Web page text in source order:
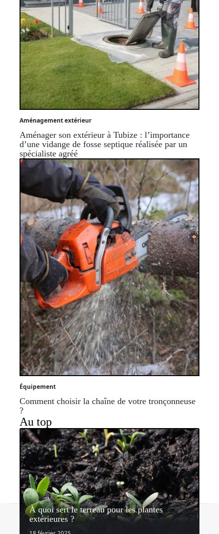
Aménagement extérieur
Aménager son extérieur à Tubize : l’importance
d’une vidange de fosse septique réalisée par un
spécialiste agréé
Équipement
Comment choisir la chaîne de votre tronçonneuse
?
Au top
À quoi sert le terreau pour les plantes
extérieures ?
Contact Mentions légales Sitemap